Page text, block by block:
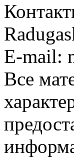
E-mail:
Все